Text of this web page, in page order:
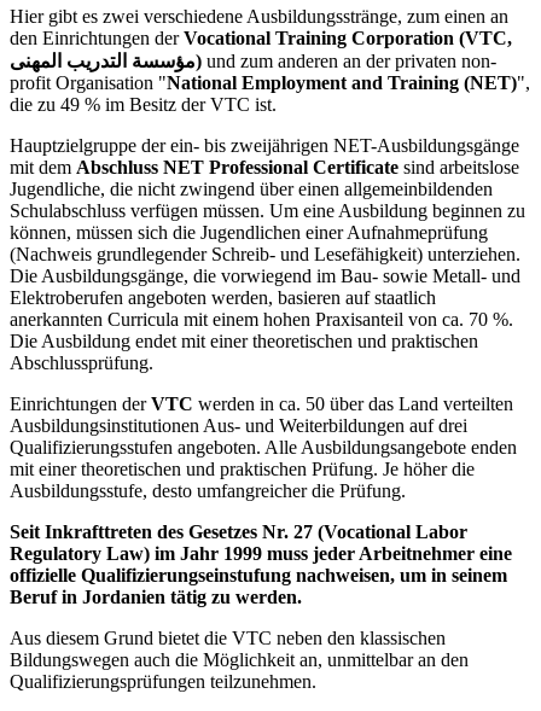
Hier gibt es zwei verschiedene Ausbildungsstränge, zum einen an
den Einrichtungen derVocational Training Corporation (VTC,
مؤسسة التدريب المهنى) und zum anderen an der privaten non-
profit Organisation "National Employment and Training (NET)",
die zu 49 % im Besitz der VTC ist.
Hauptzielgruppe der ein- bis zweijährigen NET-Ausbildungsgänge
mit dem Abschluss NET Professional Certificate sind arbeitslose
Jugendliche, die nicht zwingend über einen allgemeinbildenden
Schulabschluss verfügen müssen. Um eine Ausbildung beginnen zu
können, müssen sich die Jugendlichen einer Aufnahmeprüfung
(Nachweis grundlegender Schreib- und Lesefähigkeit) unterziehen.
Die Ausbildungsgänge, die vorwiegend im Bau- sowie Metall- und
Elektroberufen angeboten werden, basieren auf staatlich
anerkannten Curricula mit einem hohen Praxisanteil von ca. 70 %.
Die Ausbildung endet mit einer theoretischen und praktischen
Abschlussprüfung.
Einrichtungen derVTC werden in ca. 50 über das Land verteilten
Ausbildungsinstitutionen Aus- und Weiterbildungen auf drei
Qualifizierungsstufen angeboten. Alle Ausbildungsangebote enden
mit einer theoretischen und praktischen Prüfung. Je höher die
Ausbildungsstufe, desto umfangreicher die Prüfung.
Seit Inkrafttreten des Gesetzes Nr. 27 (Vocational Labor
Regulatory Law) im Jahr 1999 muss jeder Arbeitnehmer eine
offizielle Qualifizierungseinstufung nachweisen, um in seinem
Beruf in Jordanien tätig zu werden.
Aus diesem Grund bietet die VTC neben den klassischen
Bildungswegen auch die Möglichkeit an, unmittelbar an den
Qualifizierungsprüfungen teilzunehmen.